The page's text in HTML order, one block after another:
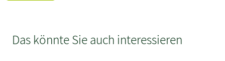
Das könnte Sie auch interessieren